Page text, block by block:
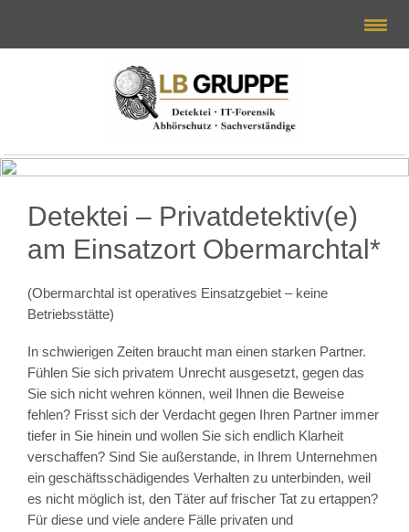
Detektei – Privatdetektiv(e)
am Einsatzort Obermarchtal*
(Obermarchtal ist operatives Einsatzgebiet – keine
Betriebsstätte)
In schwierigen Zeiten braucht man einen starken Partner.
Fühlen Sie sich privatem Unrecht ausgesetzt, gegen das
Sie sich nicht wehren können, weil Ihnen die Beweise
fehlen? Frisst sich der Verdacht gegen Ihren Partner immer
tiefer in Sie hinein und wollen Sie sich endlich Klarheit
verschaffen? Sind Sie außerstande, in Ihrem Unternehmen
ein geschäftsschädigendes Verhalten zu unterbinden, weil
es nicht möglich ist, den Täter auf frischer Tat zu ertappen?
Für diese und viele andere Fälle privaten und